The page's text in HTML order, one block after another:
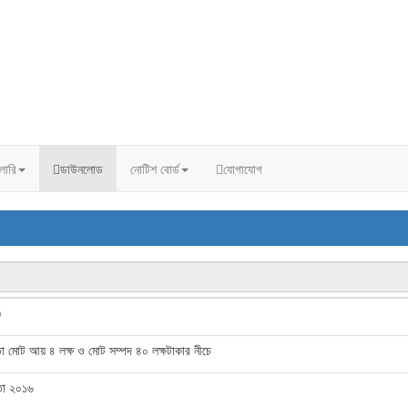
ডাউনলোড নোটিশ বোর্ড যোগাযোগ
মোট আয় ৪ লক্ষ ও মোট সম্পদ ৪০ লক্ষটাকার নীচে
২০১৬